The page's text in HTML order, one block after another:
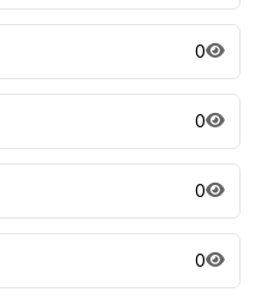
0
0
0
0